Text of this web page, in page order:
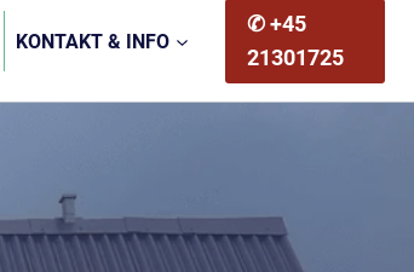
KONTAKT & INFO
✆ +45
21301725